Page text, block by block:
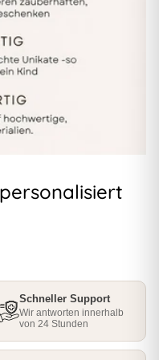
Schneller Support
Wir antworten innerhalb
von 24 Stunden